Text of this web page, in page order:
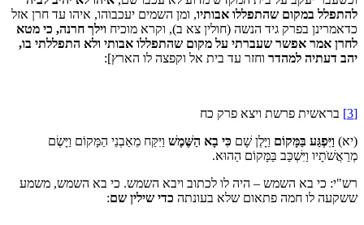
להתפלל במקום שהתפללו אבותיו, ומן השמים יעכבוהו, איהו עד חרן אזל
כדאמרינן בפרק גיד הנשה (חולין צא ב), וקרא מוכיח וילך חרנה, כי מטא
לחרן אמר אפשר שעברתי על מקום שהתפללו אבותי ולא התפללתי בו,
יהב דעתיה למהדר וחזר עד בית אל וקפצה לו הארץ]:
[3]
בראשית פרשת ויצא פרק כח
(יא) וַיִּפְגַּע בַּמָּקוֹם וַיָּלֶן שָׁם כִּי בָא הַשֶּׁמֶשׁ וַיִּקַּח מֵאַבְנֵי הַמָּקוֹם וַיָּשֶׂם
מְרַאֲשֹׁתָיו וַיִּשְׁכַּב בַּמָּקוֹם הַהוּא.
רש"י: כי בא השמש – היה לו לכתוב ויבא השמש. כי בא השמש, משמע
ששקעה לו חמה פתאום שלא בעונתה כדי שילין שם: